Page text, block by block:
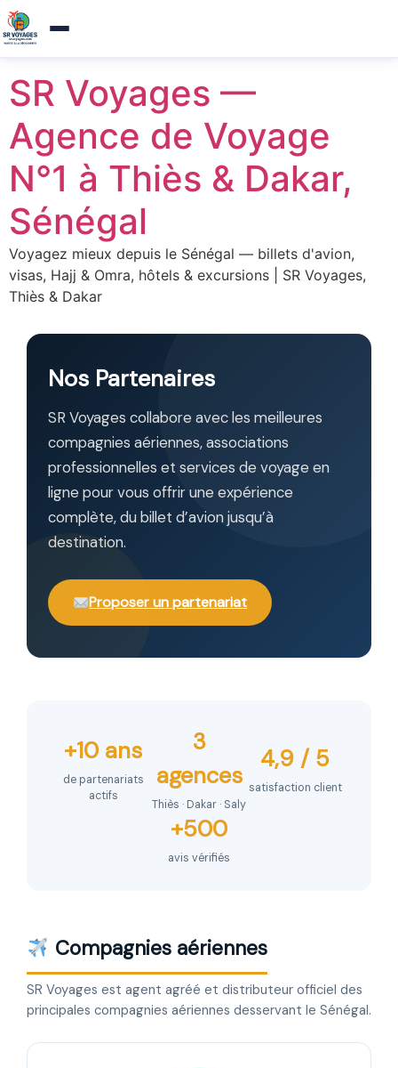
au
contenu
SR Voyages —
Agence de Voyage
N°1 à Thiès & Dakar,
Sénégal
Voyagez mieux depuis le Sénégal — billets d'avion,
visas, Hajj & Omra, hôtels & excursions | SR Voyages,
Thiès & Dakar
Nos Partenaires
SR Voyages collabore avec les meilleures
compagnies aériennes, associations
professionnelles et services de voyage en
ligne pour vous offrir une expérience
complète, du billet d’avion jusqu’à
destination.
Proposer un partenariat
+10 ans
de partenariats
actifs
3
agences
Thiès · Dakar · Saly
4,9 / 5
satisfaction client
+500
avis vérifiés
Compagnies aériennes
SR Voyages est agent agréé et distributeur officiel des
principales compagnies aériennes desservant le Sénégal.